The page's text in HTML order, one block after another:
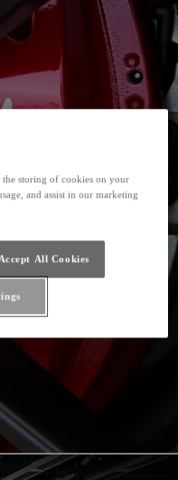
storing of cookies on your
and assist in our marketing
All Cookies